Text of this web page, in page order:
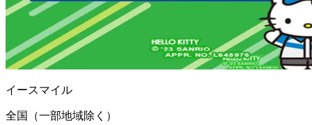
イースマイル
全国（一部地域除く）